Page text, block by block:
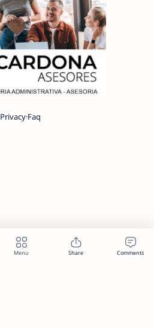
Privacy Faq